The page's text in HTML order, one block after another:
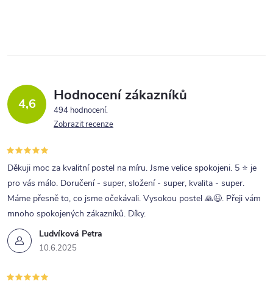
4,6 Hodnocení zákazníků
494 hodnocení
Zobrazit recenze
Ludvíková Petra
10.6.2025
Děkuji moc za kvalitní postel na míru. Jsme velice spokojeni. 5 ⭐ je
pro vás málo. Doručení - super, složení - super, kvalita - super.
Máme přesně to, co jsme očekávali. Vysokou postel 🙏😉. Přeji vám
mnoho spokojených zákazníků. Díky.